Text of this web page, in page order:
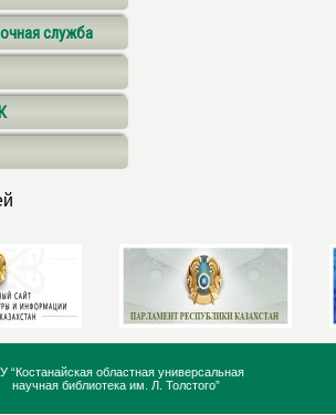
служба
“Костанайская областная универсальная
научная библиотека им. Л. Толстого”